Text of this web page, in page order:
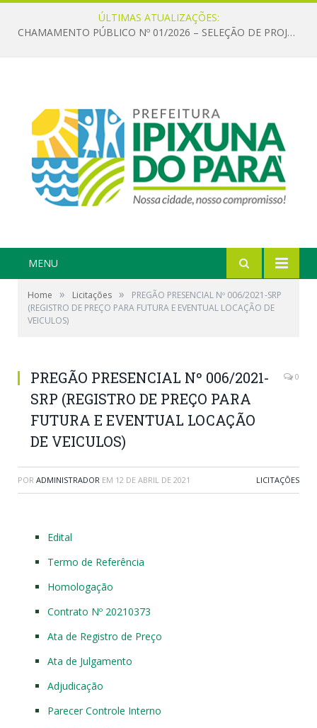
ÚLTIMAS ATUALIZAÇÕES:
CHAMAMENTO PÚBLICO Nº 01/2026 – SELEÇÃO DE PROJETOS PARA FIRMAR TERMO DE EXECUÇÃO CULTURAL COM RECURSOS DA POLÍTICA NACIONAL ALDIR BLANC DE FOMENTO À CULTURA – PNAB (LEI Nº 14.399/2022)
MENU
Home » Licitações »
PREGÃO PRESENCIAL Nº 006/2021-SRP
(REGISTRO DE PREÇO PARA FUTURA E EVENTUAL LOCAÇÃO DE
VEICULOS)
PREGÃO PRESENCIAL Nº 006/2021-
SRP (REGISTRO DE PREÇO PARA
FUTURA E EVENTUAL LOCAÇÃO
DE VEICULOS)
0
POR ADMINISTRADOR EM 12 DE ABRIL DE 2021 LICITAÇÕES
Edital
Termo de Referência
Homologação
Contrato Nº 20210373
Ata de Registro de Preço
Ata de Julgamento
Adjudicação
Parecer Controle Interno